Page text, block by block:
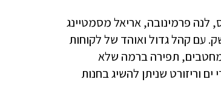
לנה פרמינובה, אריאל מסמטיינג
עם קהל גדול ואוהד של לקוחות
ומחטבים, תפירה ברמה שלא
וריזורט שניתן להשיג בחנות